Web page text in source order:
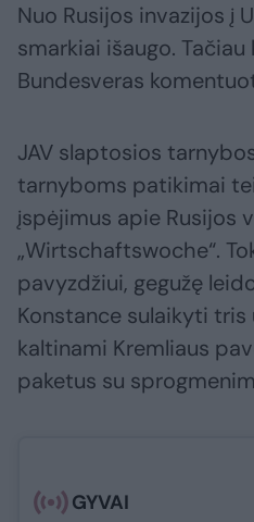
Nuo Rusijos invazijos į
smarkiai išaugo.
Bundesveras
JAV slaptosios
tarnyboms patikimai
įspėjimus apie Rusijos
„Wirtschaftswoche“.
pavyzdžiui, gegužę
Konstance sulaikyti tris
kaltinami Kremliaus
paketus su
GYVAI